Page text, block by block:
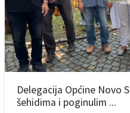
Delegacija Općine Novo
šehidima i poginulim ...